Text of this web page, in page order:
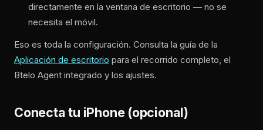
directamente en la ventana de escritorio — no se
necesita el móvil.
Eso es toda la configuración. Consulta la guía de la
Aplicación de escritorio para el recorrido completo, el
Btelo Agent integrado y los ajustes.
Conecta tu iPhone (opcional)